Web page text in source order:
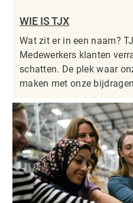
WIE IS TJX
Wat zit er in een naam?
Medewerkers klanten
schatten. De plek waar
maken met onze